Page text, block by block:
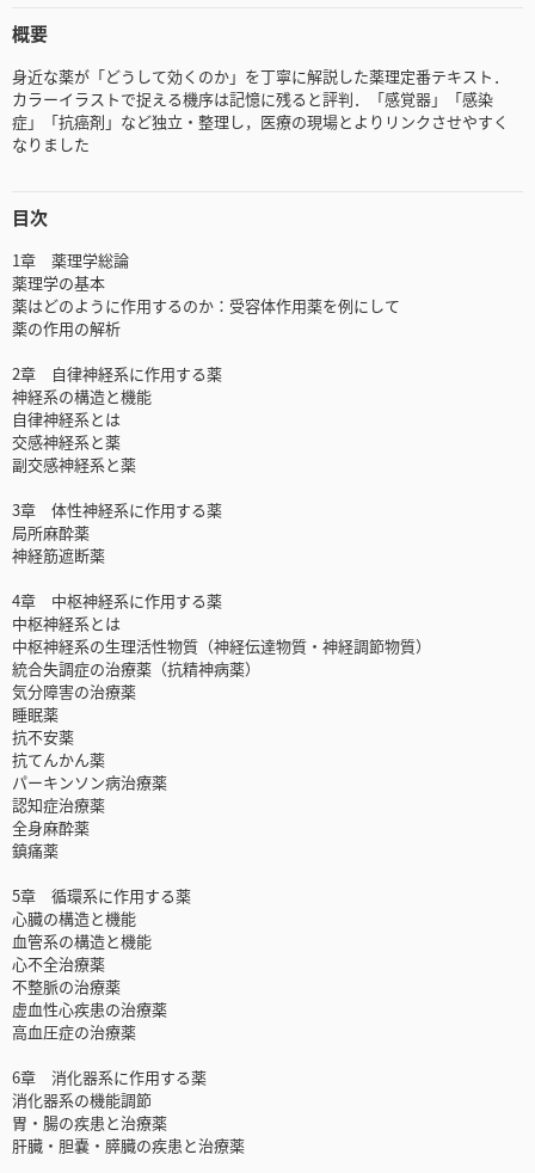
概要
身近な薬が「どうして効くのか」を丁寧に解説した薬理定番テキスト．
カラーイラストで捉える機序は記憶に残ると評判．「感覚器」「感染
症」「抗癌剤」など独立・整理し，医療の現場とよりリンクさせやすく
なりました
目次
1章 薬理学総論
薬理学の基本
薬はどのように作用するのか：受容体作用薬を例にして
薬の作用の解析
2章 自律神経系に作用する薬
神経系の構造と機能
自律神経系とは
交感神経系と薬
副交感神経系と薬
3章 体性神経系に作用する薬
局所麻酔薬
神経筋遮断薬
4章 中枢神経系に作用する薬
中枢神経系とは
中枢神経系の生理活性物質（神経伝達物質・神経調節物質）
統合失調症の治療薬（抗精神病薬）
気分障害の治療薬
睡眠薬
抗不安薬
抗てんかん薬
パーキンソン病治療薬
認知症治療薬
全身麻酔薬
鎮痛薬
5章 循環系に作用する薬
心臓の構造と機能
血管系の構造と機能
心不全治療薬
不整脈の治療薬
虚血性心疾患の治療薬
高血圧症の治療薬
6章 消化器系に作用する薬
消化器系の機能調節
胃・腸の疾患と治療薬
肝臓・胆嚢・膵臓の疾患と治療薬